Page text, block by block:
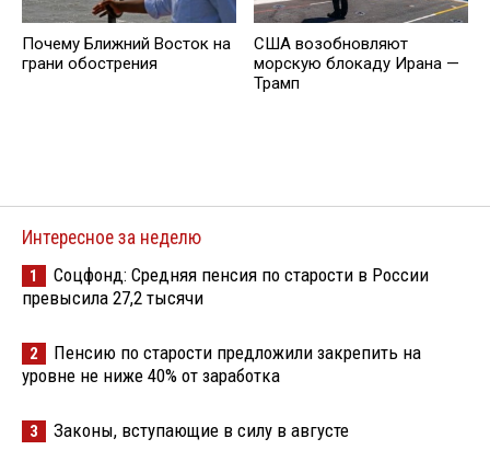
Почему Ближний Восток на
грани обострения
США возобновляют
морскую блокаду Ирана —
Трамп
Интересное за неделю
1
Соцфонд: Средняя пенсия по старости в России
превысила 27,2 тысячи
2
Пенсию по старости предложили закрепить на
уровне не ниже 40% от заработка
3 Законы, вступающие в силу в августе